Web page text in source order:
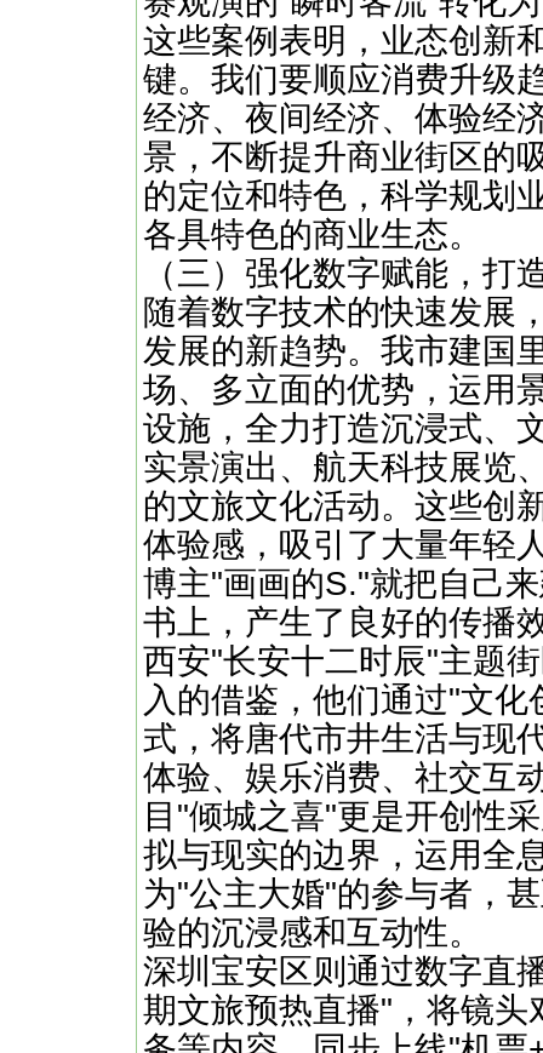
这些案例表明，业态创新
键。我们要顺应消费升级
经济、夜间经济、体验经
景，不断提升商业街区的
的定位和特色，科学规划
各具特色的商业生态。
（三）强化数字赋能，打
随着数字技术的快速发展
发展的新趋势。我市建国
场、多立面的优势，运用
设施，全力打造沉浸式、
实景演出、航天科技展览
的文旅文化活动。这些创
体验感，吸引了大量年轻
博主"画画的S."就把自己
书上，产生了良好的传播
西安"长安十二时辰"主题
入的借鉴，他们通过"文
式，将唐代市井生活与现
体验、娱乐消费、社交互
目"倾城之喜"更是开创性
拟与现实的边界，运用全
为"公主大婚"的参与者，
验的沉浸感和互动性。
深圳宝安区则通过数字直
期文旅预热直播"，将镜